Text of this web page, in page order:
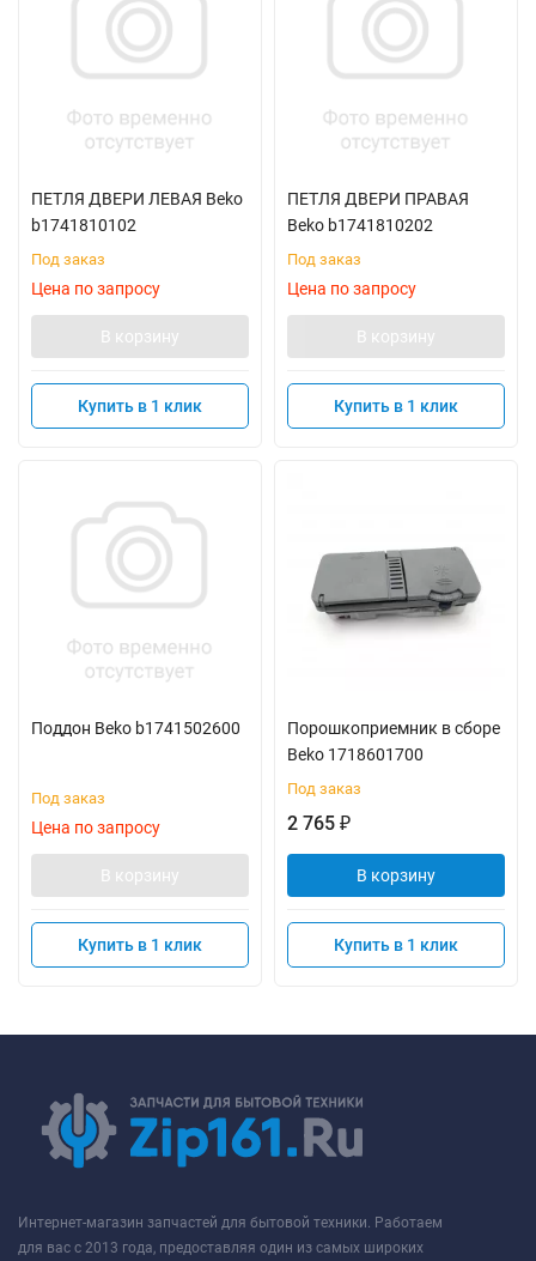
ПЕТЛЯ ДВЕРИ ЛЕВАЯ Beko
b1741810102
Под заказ
Цена по запросу
В корзину
Купить в 1 клик
ПЕТЛЯ ДВЕРИ ПРАВАЯ
Beko b1741810202
Под заказ
Цена по запросу
В корзину
Купить в 1 клик
Поддон Beko b1741502600
Под заказ
Цена по запросу
В корзину
Купить в 1 клик
Порошкоприемник в сборе
Beko 1718601700
Под заказ
2 765 ₽
В корзину
Купить в 1 клик
Интернет-магазин запчастей для бытовой техники. Работаем
для вас с 2013 года, предоставляя один из самых широких